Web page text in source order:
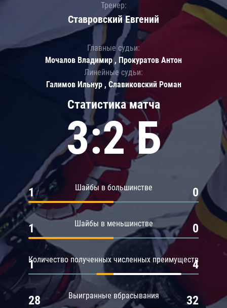
Статистика матча
3:2 Б
Шайбы в большинстве
1 0
Шайбы в меньшинстве
1 0
Количество полученных численных преимуществ
1 4
Выигранные вбрасывания
28 32
Тренер:
Ставровский Евгений
Главные судьи:
Мочалов Владимир , Прокуратов Антон
Линейные судьи:
Галимов Ильнур , Славиковский Роман